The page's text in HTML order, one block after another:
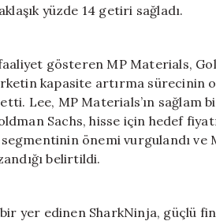
yüzde 14 getiri sağladı.
gösteren MP Materials,
kapasite artırma sürecinin
Lee, MP Materials’ın
Sachs, hisse için hedef
önemi vurgulandı ve
belirtildi.
yer edinen SharkNinja, güçlü